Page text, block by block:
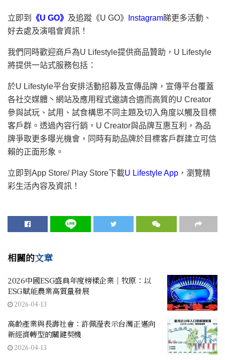
立即到 《U GO》 及追蹤《U GO》 Instagram睇更多活動、
好去處及演唱會資訊！
我們同時歡迎商戶為U Lifestyle提供商品贊助，U Lifestyle
將提供一站式服務包括：
於U Lifestyle平台安排活動招募及宣傳品牌，宣傳平台覆蓋
各社交媒體丶網站及應用程式邀請合適而高質的U Creator
參與試玩、試用、試食構思不同主題及切入角度以觸及目標
客戶群。透過內容行銷，U Creator與品牌互惠互利，為品
牌爭取更多曝光機會，同時有助品牌於目標客戶群建立可信
賴的正面形象。
立即到App Store/ Play Store下載U Lifestyle App ，瀏覽精
彩生活內容及資訊！
相關的文章
2026中國ESG盛典年度榜樣企業｜牧原：以
ESG賦能農業高質量發展
2026-04-13
高齡產業與長壽社會：許佩瀅表示台灣正邁向
新經濟轉型的關鍵契機
2026-04-13